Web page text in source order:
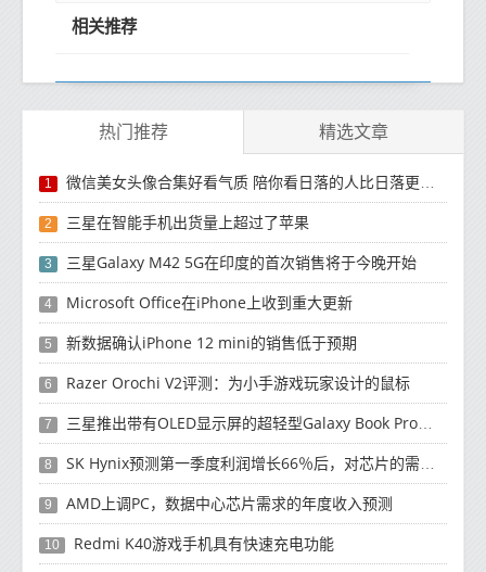
相关推荐
热门推荐 精选文章
1 微信美女头像合集好看气质 陪你看日落的人比日落更浪漫
2 三星在智能手机出货量上超过了苹果
3 三星Galaxy M42 5G在印度的首次销售将于今晚开始
4 Microsoft Office在iPhone上收到重大更新
5 新数据确认iPhone 12 mini的销售低于预期
6 Razer Orochi V2评测：为小手游戏玩家设计的鼠标
7 三星推出带有OLED显示屏的超轻型Galaxy Book Pro和Galaxy Book Pro 360笔记本电脑
8 SK Hynix预测第一季度利润增长66％后，对芯片的需求将增强
9 AMD上调PC，数据中心芯片需求的年度收入预测
10 Redmi K40游戏手机具有快速充电功能